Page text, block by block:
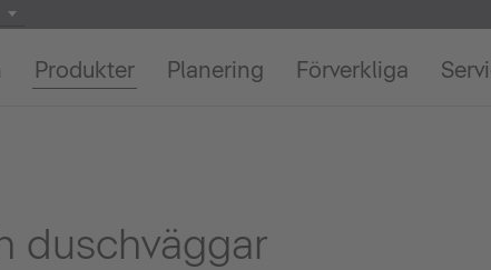
Produkter Planering Förverkliga
duschväggar